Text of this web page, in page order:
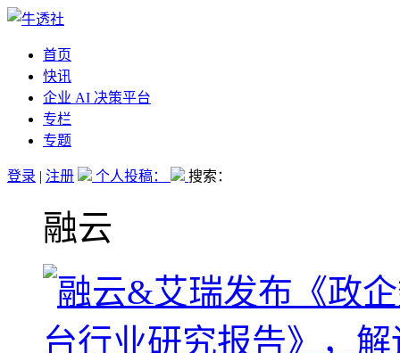
首页
快讯
企业 AI 决策平台
专栏
专题
登录 | 注册 个人投稿： 搜索：
融云